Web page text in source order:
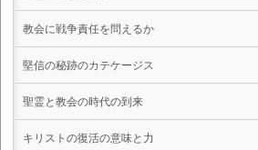
教会に戦争責任を問えるか
堅信の秘跡のカテケージス
聖霊と教会の時代の到来
キリストの復活の意味と力